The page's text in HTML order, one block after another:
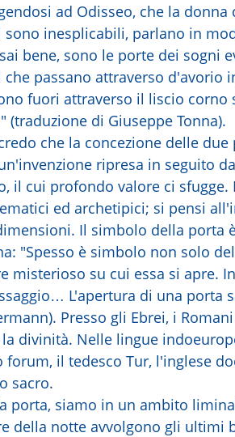
ad Odisseo, che la
sono inesplicabili, parlano in
bene, sono le porte dei sogni
che passano attraverso d'avorio
fuori attraverso il liscio
(traduzione di Giuseppe Tonna).
che la concezione delle
ripresa in seguito
il cui profondo valore ci
ed archetipici; si pensi
Il simbolo della porta
"Spesso è simbolo non solo
misterioso su cui essa si apre.
L'apertura di una porta
Presso gli Ebrei, i
divinità. Nelle lingue
forum, il tedesco Tur, l'inglese
sacro.
porta, siamo in un ambito
della notte avvolgono gli ultimi